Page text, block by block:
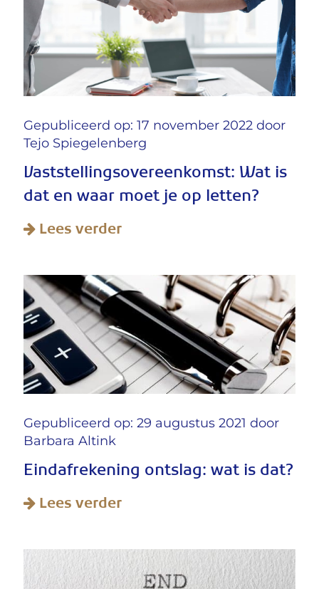
Gepubliceerd op: 17 november 2022 door
Tejo Spiegelenberg
Vaststellingsovereenkomst: Wat is
dat en waar moet je op letten?
Lees verder
Gepubliceerd op: 29 augustus 2021 door
Barbara Altink
Eindafrekening ontslag: wat is dat?
Lees verder